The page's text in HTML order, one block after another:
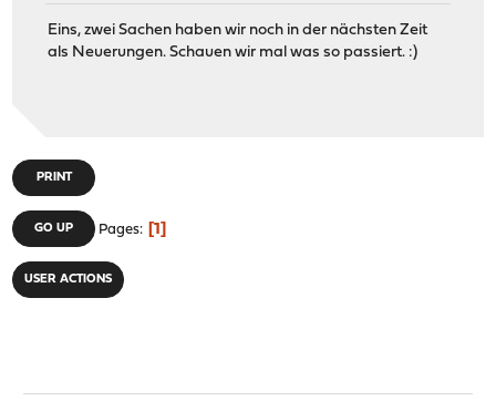
Eins, zwei Sachen haben wir noch in der nächsten Zeit
als Neuerungen. Schauen wir mal was so passiert. :)
PRINT
GO UP Pages 1
USER ACTIONS